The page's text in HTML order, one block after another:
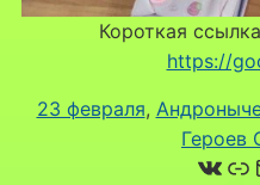
Короткая
https://
23 февраля,
Героев